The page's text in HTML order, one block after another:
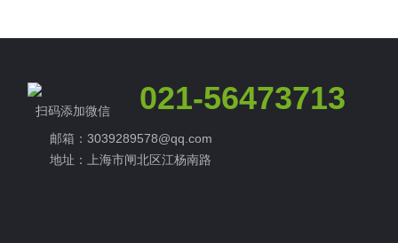
扫码添加微信 021-56473713
邮箱：3039289578@qq.com
地址：上海市闸北区江杨南路